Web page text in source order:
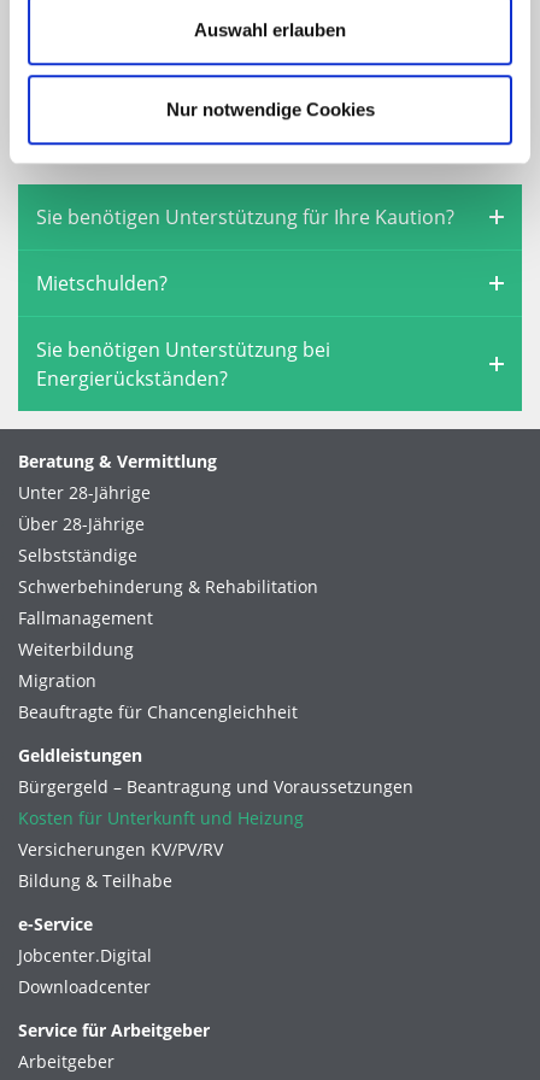
Auswahl erlauben
Nur notwendige Cookies
nicht möglich ist, erkennt das Jobcenter nur noch die
dann die Differenz zwischen den tatsächlichen Kosten
und den angemessenen Kosten selbst tragen oder in
Sie benötigen Unterstützung für Ihre Kaution?
Mietschulden?
Sie benötigen Unterstützung bei
Energierückständen?
Beratung & Vermittlung
Unter 28-Jährige
Über 28-Jährige
Selbstständige
Schwerbehinderung & Rehabilitation
Fallmanagement
Weiterbildung
Migration
Beauftragte für Chancengleichheit
Geldleistungen
Bürgergeld – Beantragung und Voraussetzungen
Kosten für Unterkunft und Heizung
Versicherungen KV/PV/RV
Bildung & Teilhabe
e-Service
Jobcenter.Digital
Downloadcenter
Service für Arbeitgeber
Arbeitgeber